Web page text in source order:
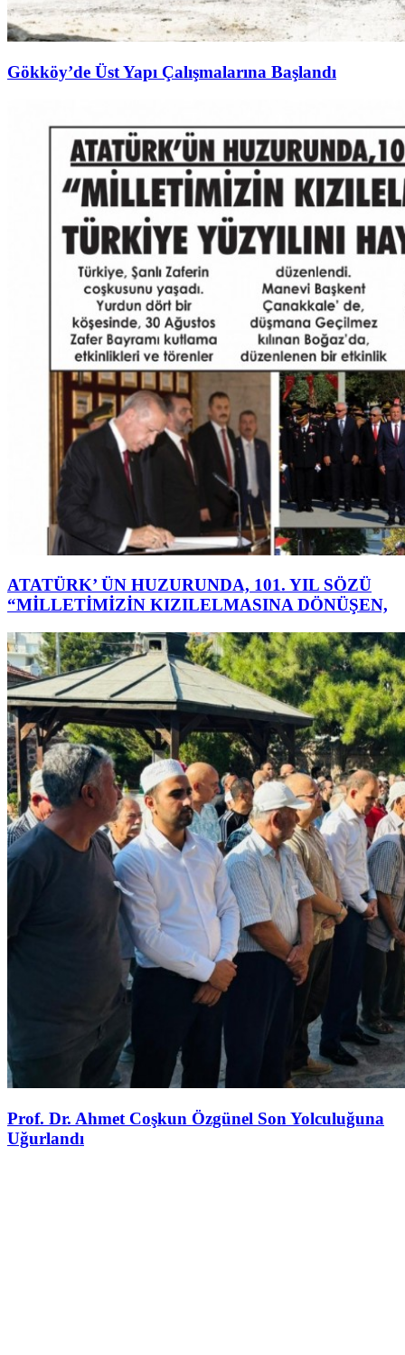
Gökköy’de Üst Yapı Çalışmalarına Başlandı
ATATÜRK’ ÜN HUZURUNDA, 101. YIL SÖZÜ
“MİLLETİMİZİN KIZILELMASINA DÖNÜŞEN,
Prof. Dr. Ahmet Coşkun Özgünel Son Yolculuğuna
Uğurlandı